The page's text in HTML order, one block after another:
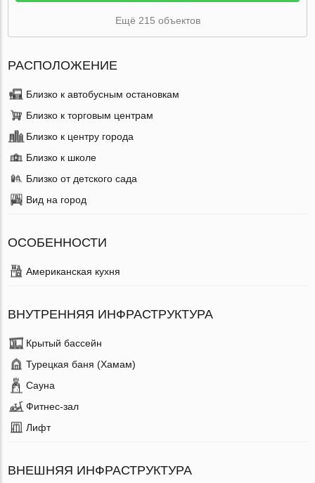
Ещё 215 объектов
РАСПОЛОЖЕНИЕ
Близко к автобусным остановкам
Близко к торговым центрам
Близко к центру города
Близко к школе
Близко от детского сада
Вид на город
ОСОБЕННОСТИ
Американская кухня
ВНУТРЕННЯЯ ИНФРАСТРУКТУРА
Крытый бассейн
Турецкая баня (Хамам)
Сауна
Фитнес-зал
Лифт
ВНЕШНЯЯ ИНФРАСТРУКТУРА